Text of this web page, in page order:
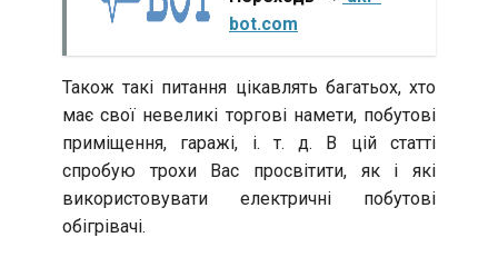
bot.com
Також такі питання цікавлять багатьох, хто
має свої невеликі торгові намети, побутові
приміщення, гаражі, і. т. д. В цій статті
спробую трохи Вас просвітити, як і які
використовувати електричні побутові
обігрівачі.